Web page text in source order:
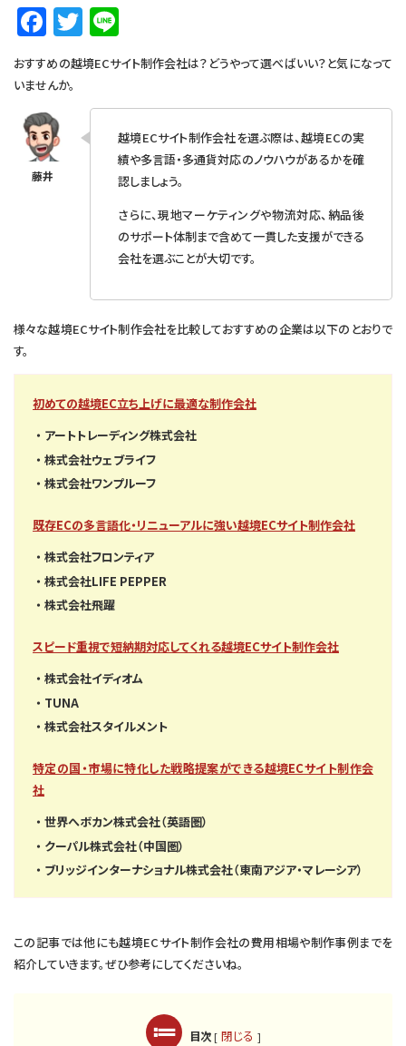
F
a
c
e
b
o
T
w
it
te
r
n
e
おすすめの越境ECサイト制作会社は？どうやって選べばいい？と気になって
いませんか。
越境ECサイト制作会社を選ぶ際は、越境ECの実
績や多言語・多通貨対応のノウハウがあるかを確
認しましょう。
さらに、現地マーケティングや物流対応、納品後
のサポート体制まで含めて一貫した支援ができる
会社を選ぶことが大切です。
様々な越境ECサイト制作会社を比較しておすすめの企業は以下のとおりで
す。
初めての越境EC立ち上げに最適な制作会社
アートトレーディング株式会社
株式会社ウェブライフ
株式会社ワンプルーフ
既存ECの多言語化・リニューアルに強い越境ECサイト制作会社
株式会社フロンティア
株式会社LIFE PEPPER
株式会社飛躍
スピード重視で短納期対応してくれる越境ECサイト制作会社
株式会社イディオム
TUNA
株式会社スタイルメント
特定の国・市場に特化した戦略提案ができる越境ECサイト制作会
社
世界へボカン株式会社（英語圏）
クーパル株式会社（中国圏）
ブリッジインターナショナル株式会社（東南アジア・マレーシア）
この記事では他にも越境ECサイト制作会社の費用相場や制作事例までを
紹介していきます。ぜひ参考にしてくださいね。
目次 [ 閉じる ]